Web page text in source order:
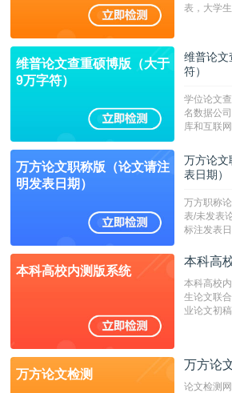
表，大学
维普论文查重硕博版（大于
9万字符）
维普论文
符）
学位论文
名数据公
库和互联
定院校！！
万方论文职称版（论文请注
明发表日期）
万方论文
表日期）
万方职称
表/未发表
标注发表
成时间作
本科高校内测版系统
本科高
本科高校
生论文联
业论文初
万方论文检测
万方论
论文检测